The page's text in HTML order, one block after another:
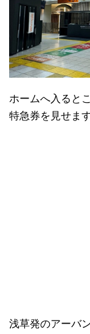
ホームへ入ると
特急券を見せます
浅草発のアーバ